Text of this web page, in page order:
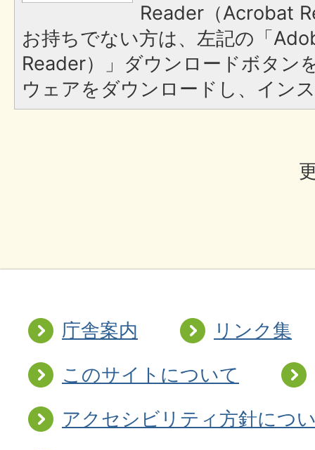
Reader（Acrobat
お持ちでない方は、左記の「
Reader）」ダウンロードボタン
ウェアをダウンロードし、イン
庁舎案内
リンク集
このサイトについて
アクセシビリティ方針につ